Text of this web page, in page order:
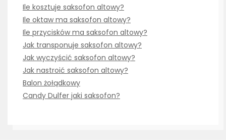
Ile kosztuje saksofon altowy?
Ile oktaw ma saksofon altowy?
Ile przycisków ma saksofon altowy?
Jak transponuje saksofon altowy?
Jak wyczyścić saksofon altowy?
Jak nastroić saksofon altowy?
Balon żołądkowy
Candy Dulfer jaki saksofon?